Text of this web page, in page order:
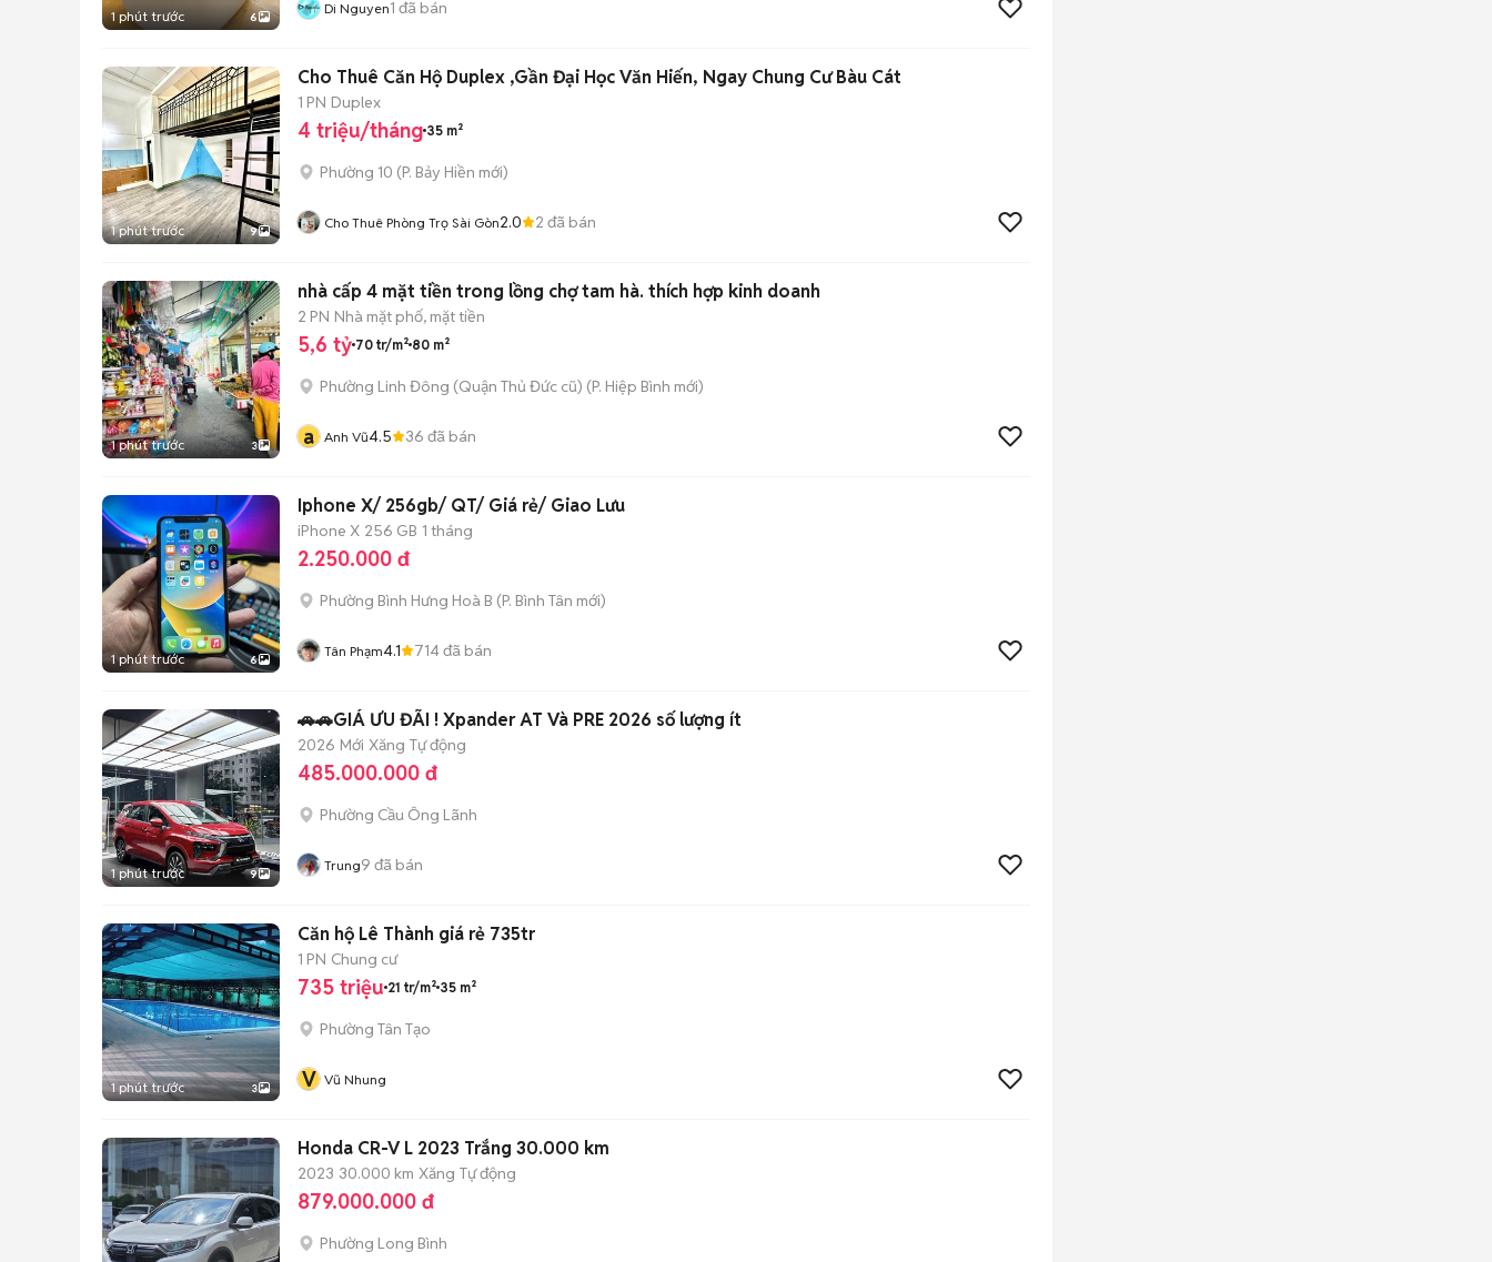
1 phút trước 6 Di Nguyen1 đã bán
1 phút trước 9
Cho Thuê Căn Hộ Duplex ,Gần Đại Học Văn Hiến, Ngay Chung Cư Bàu Cát
1 PN Duplex
4 triệu/tháng 35 m²
Phường 10 (P. Bảy Hiền mới)
Cho Thuê Phòng Trọ Sài Gòn2.0 2 đã bán
1 phút trước 3
nhà cấp 4 mặt tiền trong lồng chợ tam hà. thích hợp kinh doanh
2 PN Nhà mặt phố, mặt tiền
5,6 tỷ 70 tr/m² 80 m²
Phường Linh Đông (Quận Thủ Đức cũ) (P. Hiệp Bình mới)
a Anh Vũ4.5 36 đã bán
1 phút trước 6
Iphone X/ 256gb/ QT/ Giá rẻ/ Giao Lưu
iPhone X 256 GB 1 tháng
2.250.000 đ
Phường Bình Hưng Hoà B (P. Bình Tân mới)
Tân Phạm4.1 714đã bán
1 phút trước 9
🚗🚗GIÁ ƯU ĐÃI ! Xpander AT Và PRE 2026 số lượng ít
2026 Mới Xăng Tự động
485.000.000 đ
Phường Cầu Ông Lãnh
Trung9 đã bán
1 phút trước 3
Căn hộ Lê Thành giá rẻ 735tr
1 PN Chung cư
735 triệu 21 tr/m² 35 m²
Phường Tân Tạo
V Vũ Nhung
Honda CR-V L 2023 Trắng 30.000 km
2023 30.000 km Xăng Tự động
879.000.000 đ
Phường Long Bình